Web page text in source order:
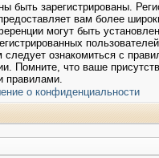
зарегистрированы.
вам более
могут быть
ознакомиться с
Помните, что ваше
правилами.
о конфиденциальности